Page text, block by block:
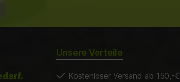
Unsere Vorteile
Kostenloser Versand ab 150,-€